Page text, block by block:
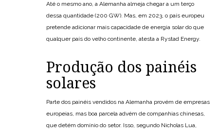
Até o mesmo ano, a Alemanha almeja chegar a um terço
dessa quantidade (200 GW). Mas, em 2023, o país europeu
pretende adicionar mais capacidade de energia solar do que
qualquer país do velho continente, atesta a Rystad Energy.
Produção dos painéis
solares
Parte dos painéis vendidos na Alemanha provém de empresas
europeias, mas boa parcela advém de companhias chinesas,
que detém domínio do setor. Isso, segundo Nicholas Lua,